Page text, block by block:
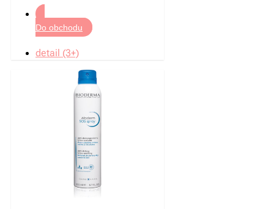
Do obchodu
detail (3+)